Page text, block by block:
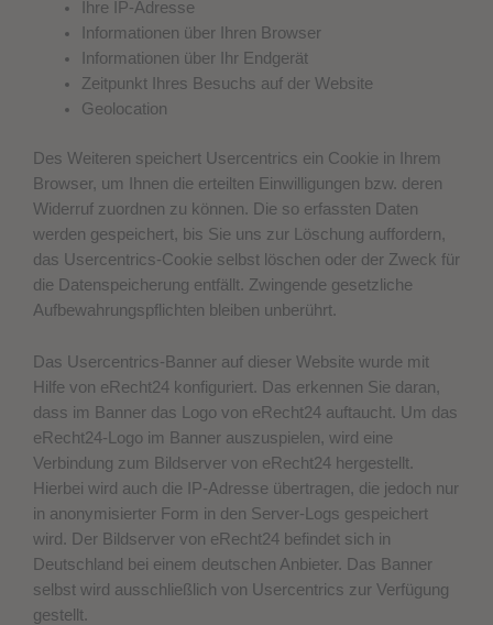
Ihre IP-Adresse
Informationen über Ihren Browser
Informationen über Ihr Endgerät
Zeitpunkt Ihres Besuchs auf der Website
Geolocation
Des Weiteren speichert Usercentrics ein Cookie in Ihrem
Browser, um Ihnen die erteilten Einwilligungen bzw. deren
Widerruf zuordnen zu können. Die so erfassten Daten
werden gespeichert, bis Sie uns zur Löschung auffordern,
das Usercentrics-Cookie selbst löschen oder der Zweck für
die Datenspeicherung entfällt. Zwingende gesetzliche
Aufbewahrungspflichten bleiben unberührt.
Das Usercentrics-Banner auf dieser Website wurde mit
Hilfe von eRecht24 konfiguriert. Das erkennen Sie daran,
dass im Banner das Logo von eRecht24 auftaucht. Um das
eRecht24-Logo im Banner auszuspielen, wird eine
Verbindung zum Bildserver von eRecht24 hergestellt.
Hierbei wird auch die IP-Adresse übertragen, die jedoch nur
in anonymisierter Form in den Server-Logs gespeichert
wird. Der Bildserver von eRecht24 befindet sich in
Deutschland bei einem deutschen Anbieter. Das Banner
selbst wird ausschließlich von Usercentrics zur Verfügung
gestellt.